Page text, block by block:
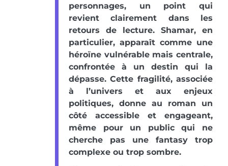
personnages, un point qui
revient clairement dans les
retours de lecture. Shamar, en
particulier, apparaît comme une
héroïne vulnérable mais centrale,
confrontée à un destin qui la
dépasse. Cette fragilité, associée
à l’univers et aux enjeux
politiques, donne au roman un
côté accessible et engageant,
même pour un public qui ne
cherche pas une fantasy trop
complexe ou trop sombre.